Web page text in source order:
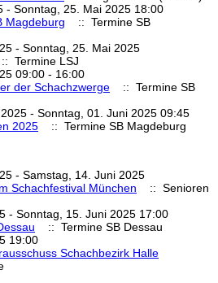
- Sonntag, 25. Mai 2025 18:00
Magdeburg
:: Termine SB
- Sonntag, 25. Mai 2025
:: Termine LSJ
09:00 - 16:00
der Schachzwerge
:: Termine SB
- Sonntag, 01. Juni 2025 09:45
2025
:: Termine SB Magdeburg
- Samstag, 14. Juni 2025
Schachfestival München
:: Senioren
- Sonntag, 15. Juni 2025 17:00
:: Termine SB Dessau
19:00
Schachbezirk Halle